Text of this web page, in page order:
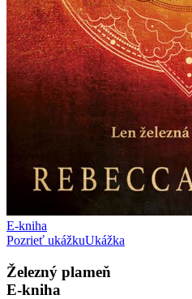
E-kniha
Pozrieť ukážkuUkážka
Železný plameň
E-kniha